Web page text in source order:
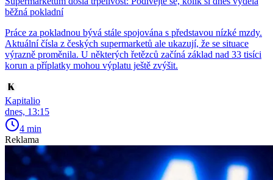
běžná pokladní
Práce za pokladnou bývá stále spojována s představou nízké mzdy.
Aktuální čísla z českých supermarketů ale ukazují, že se situace
výrazně proměnila. U některých řetězců začíná základ nad 33 tisíci
korun a příplatky mohou výplatu ještě zvýšit.
Kapitalio
dnes, 13:15
4 min
Reklama